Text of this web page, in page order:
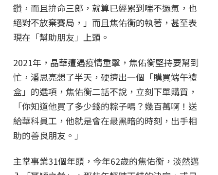
鑽，而且拚命三郎，就算已經累到喘不過氣，也
絕對不放棄賽局，」而且焦佑衡的執著，甚至表
現在「幫助朋友」上頭。
2021年，晶華遭遇疫情重擊，焦佑衡堅持要幫到
忙，潘思亮想了半天，硬擠出一個「購買端午禮
盒」的選項，焦佑衡二話不說，立刻下單購買，
「你知道他買了多少錢的粽子嗎？幾百萬啊！送
給華科員工，他就是會在最黑暗的時刻，出手相
助的善良朋友。」
主掌事業31個年頭，今年62歲的焦佑衡，淡然邁